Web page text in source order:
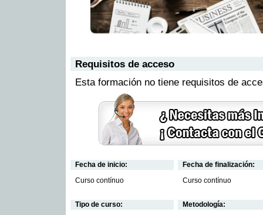
Requisitos de acceso
Esta formación no tiene requisitos de
Fecha de inicio:
Curso contínuo
Fecha de finalización:
Curso contínuo
Tipo de curso:
Metodología: